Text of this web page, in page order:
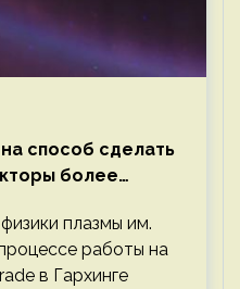
способ сделать
более
плазмы им.
работы на
в Гархинге